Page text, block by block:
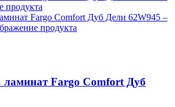
Fargo Comfort Дуб